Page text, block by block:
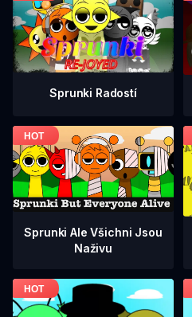
Sprunki Radostí
Sprunki Ale Všichni Jsou
Naživu